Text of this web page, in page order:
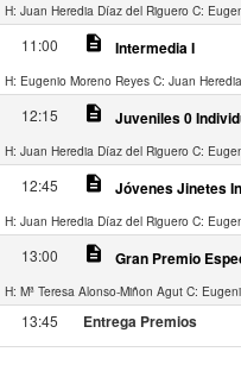
H: Juan Heredia Díaz del Riguero C:
11:00 description Intermedia I
H: Eugenio Moreno Reyes C: Juan
12:15 description Juveniles 0
H: Juan Heredia Díaz del Riguero C:
12:45 description Jóvenes Jinetes
H: Juan Heredia Díaz del Riguero C:
13:00 description Gran Premio
H: Mª Teresa Alonso-Miñon Agut C:
13:45 Entrega Premios